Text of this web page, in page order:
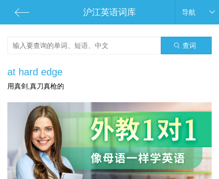
沪江英语词库 导航
查词
at hard edge
用真剑,真刀真枪的